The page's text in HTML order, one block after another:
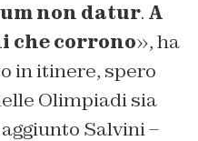
non datur. A
che corrono», ha
in itinere, spero
Olimpiadi sia
Salvini –